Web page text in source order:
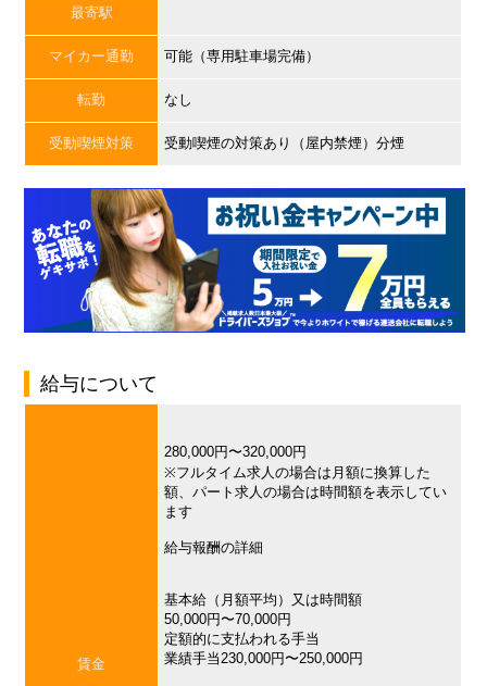
最寄駅
マイカー通勤 可能（専用駐車場完備）
転勤 なし
受動喫煙対策 受動喫煙の対策あり（屋内禁煙）分煙
給与について
賃金
280,000円〜320,000円
※フルタイム求人の場合は月額に換算した
額、パート求人の場合は時間額を表示してい
ます
給与報酬の詳細
基本給（月額平均）又は時間額
50,000円〜70,000円
定額的に支払われる手当
業績手当230,000円〜250,000円